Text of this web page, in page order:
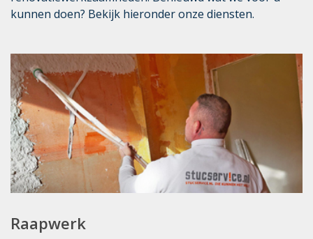
kunnen doen? Bekijk hieronder onze diensten.
Raapwerk